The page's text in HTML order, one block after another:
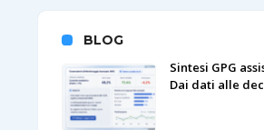
BLOG
Sintesi GPG
Dai dati alle